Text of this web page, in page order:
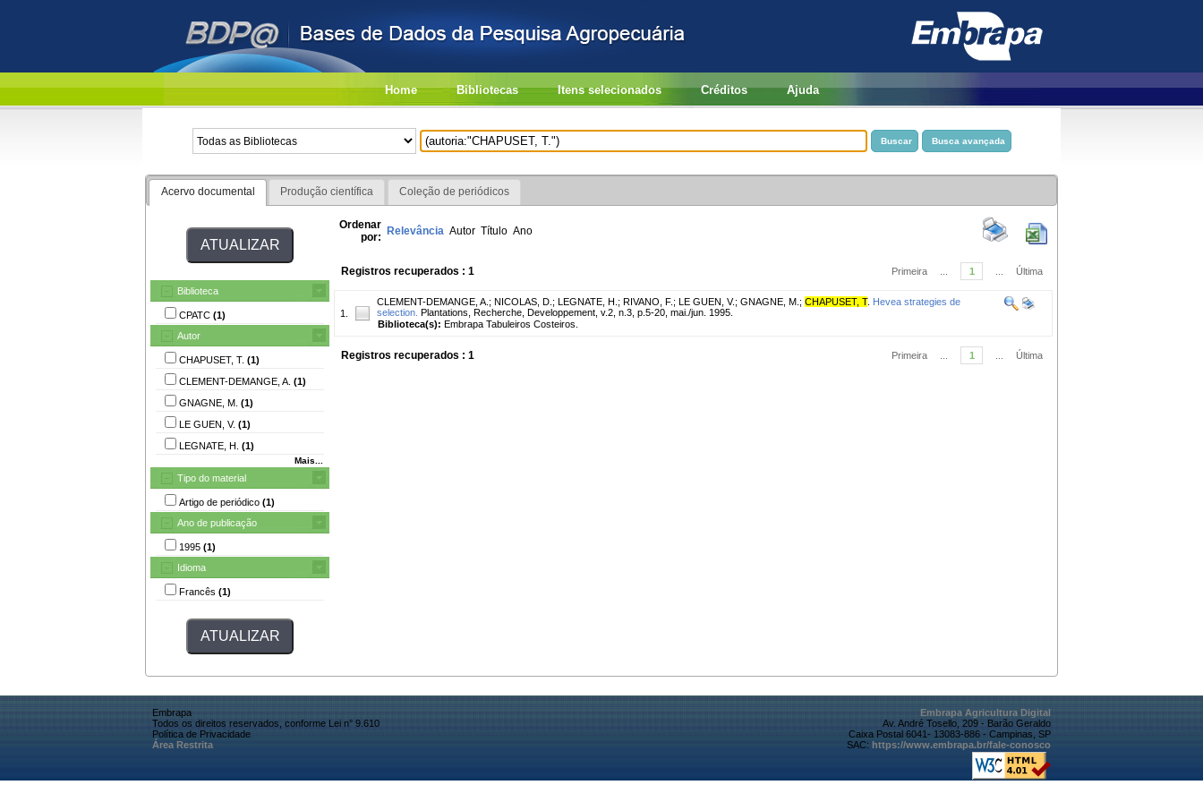
Home Bibliotecas Itens selecionados Créditos Ajuda
Acervo documental Produção científica Coleção de periódicos
Biblioteca
CPATC (1)
Autor
CHAPUSET, T. (1)
CLEMENT-DEMANGE, A. (1)
GNAGNE, M. (1)
LE GUEN, V. (1)
LEGNATE, H. (1)
Mais...
Tipo do material
Artigo de periódico (1)
Ano de publicação
1995 (1)
Idioma
Francês (1)
Ordenar
por: Relevância Autor Título Ano
Registros recuperados : 1 Primeira 1 Última
1.
CLEMENT-DEMANGE, A. ; NICOLAS, D. ; LEGNATE, H. ; RIVANO, F. ; LE GUEN, V.; GNAGNE, M. ; CHAPUSET, T. Hevea strategies de
selection. Plantations, Recherche, Developpement, v.2, n.3, p.5-20, mai./jun. 1995.
Biblioteca(s): Embrapa Tabuleiros Costeiros.
Registros recuperados : 1 Primeira 1 Última
Embrapa
Todos os direitos reservados, conforme Lei n° 9.610
Política de Privacidade
Área Restrita
Embrapa Agricultura Digital
Av. André Tosello, 209 - Barão Geraldo
Caixa Postal 6041- 13083-886 - Campinas, SP
SAC: https://www.embrapa.br/fale-conosco